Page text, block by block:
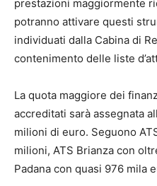
prestazioni maggiormente
potranno attivare questi
individuati dalla Cabina di
contenimento delle liste
La quota maggiore dei
accreditati sarà assegnata
milioni di euro. Seguono
milioni, ATS Brianza con
Padana con quasi 976 mila